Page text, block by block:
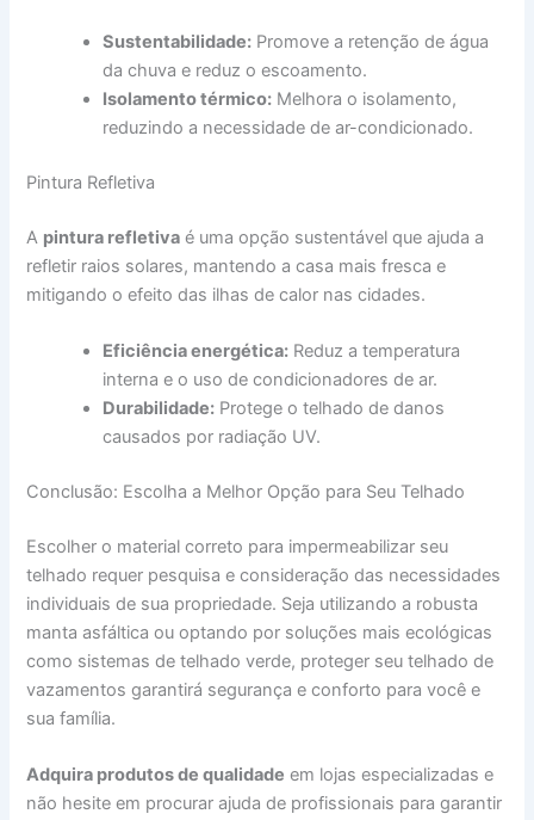
Sustentabilidade: Promove a retenção de água
da chuva e reduz o escoamento.
Isolamento térmico: Melhora o isolamento,
reduzindo a necessidade de ar-condicionado.
Pintura Refletiva
A pintura refletiva é uma opção sustentável que ajuda a
refletir raios solares, mantendo a casa mais fresca e
mitigando o efeito das ilhas de calor nas cidades.
Eficiência energética: Reduz a temperatura
interna e o uso de condicionadores de ar.
Durabilidade: Protege o telhado de danos
causados por radiação UV.
Conclusão: Escolha a Melhor Opção para Seu Telhado
Escolher o material correto para impermeabilizar seu
telhado requer pesquisa e consideração das necessidades
individuais de sua propriedade. Seja utilizando a robusta
manta asfáltica ou optando por soluções mais ecológicas
como sistemas de telhado verde, proteger seu telhado de
vazamentos garantirá segurança e conforto para você e
sua família.
Adquira produtos de qualidade em lojas especializadas e
não hesite em procurar ajuda de profissionais para garantir